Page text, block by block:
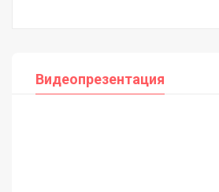
Видеопрезентация